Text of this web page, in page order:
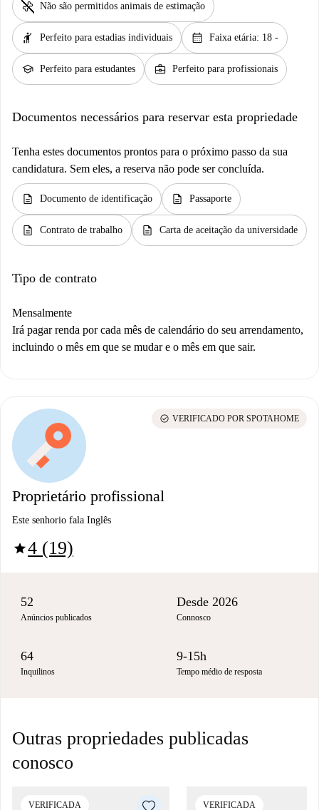
pet_supplies Não são permitidos animais de estimação
hail Perfeito para estadias individuais calendar_month Faixa etária: 18 -
school Perfeito para estudantes business_center Perfeito para profissionais
Documentos necessários para reservar esta propriedade
Tenha estes documentos prontos para o próximo passo da sua
candidatura. Sem eles, a reserva não pode ser concluída.
description Documento de identificação description Passaporte
description Contrato de trabalho description Carta de aceitação da universidade
Tipo de contrato
Mensalmente
Irá pagar renda por cada mês de calendário do seu arrendamento,
incluindo o mês em que se mudar e o mês em que sair.
Proprietário profissional
Este senhorio fala Inglês
star4 (19)
check_circle VERIFICADO POR SPOTAHOME
52
Anúncios publicados
Desde 2026
Connosco
64
Inquilinos
9-15h
Tempo médio de resposta
Outras propriedades publicadas
conosco
VERIFICADA VERIFICADA